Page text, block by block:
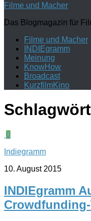
Filme und Macher
Das Blogmagazin für
Filme und Macher
INDIEgramm
Meinung
KnowHow
Broadcast
KurzfilmKino
0
Indiegramm
10. August 2015
INDIEgramm